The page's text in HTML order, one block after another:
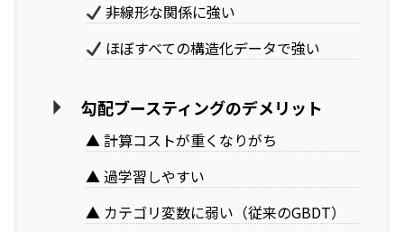
非線形な関係に強い
ほぼすべての構造化データで強い
勾配ブースティングのデメリット
▲ 計算コストが重くなりがち
▲ 過学習しやすい
▲ カテゴリ変数に弱い（従来のGBDT）